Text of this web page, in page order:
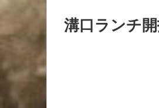
溝口ランチ